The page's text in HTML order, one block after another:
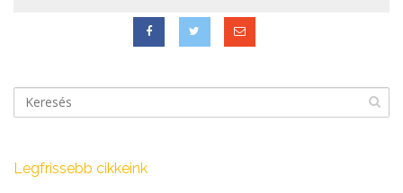
Legfrissebb cikkeink